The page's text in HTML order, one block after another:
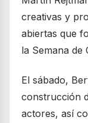
creativas y
abiertas que
la Semana de
El sábado,
construcción
actores, así